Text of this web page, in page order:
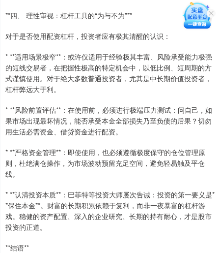
**四、 理性审视：杠杆工具的“为与不为”**
对于是否使用配资杠杆，投资者应有极其清醒的认识：
* **适用场景极窄**：或许仅适用于经验极其丰富、风险承受能力极强
的短线交易者，在把握性极高的特定机会中，以低比例、短周期的方
式谨慎使用。对于绝大多数普通投资者，尤其是中长期价值投资者，
杠杆弊远大于利。
* **风险前置评估**：在使用前，必须进行极端压力测试：问自己，如
果市场出现最坏情况，能否承受本金全部损失乃至负债的后果？切勿
用生活必需资金、借贷资金进行配资。
* **严格资金管理**：即使使用，也必须遵循极度保守的仓位管理原
则，杜绝满仓操作，为市场波动预留充足空间，避免轻易触及平仓
线。
* **认清投资本质**：巴菲特等投资大师屡次告诫：投资的第一要义是*
*保住本金**。财富的长期积累依赖于复利，而非一夜暴富的杠杆游
戏。稳健的资产配置、深入的企业研究、长期的持有耐心，才是股市
投资的正道。
**结语**